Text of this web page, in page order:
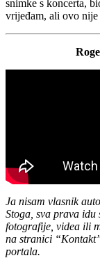
snimke s koncerta,
vrijeđam, ali ovo nije
Ja nisam vlasnik
Stoga, sva prava idu
fotografije, videa ili
na stranici
portala.